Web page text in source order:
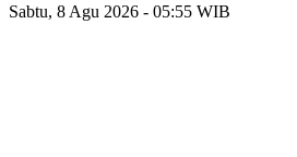
Sabtu, 8 Agu 2026 - 05:55 WIB